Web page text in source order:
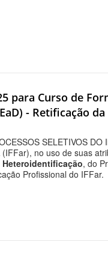
para Curso de
- Retificação
SELETIVOS DO
no uso de suas
Heteroidentificação, do
Profissional do IFFar.